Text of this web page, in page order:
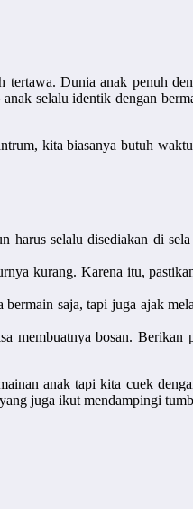
tertawa. Dunia anak penuh
selalu identik dengan
kita biasanya butuh
harus selalu disediakan di
kurang. Karena itu,
saja, tapi juga ajak
membuatnya bosan.
anak tapi kita cuek
juga ikut mendampingi